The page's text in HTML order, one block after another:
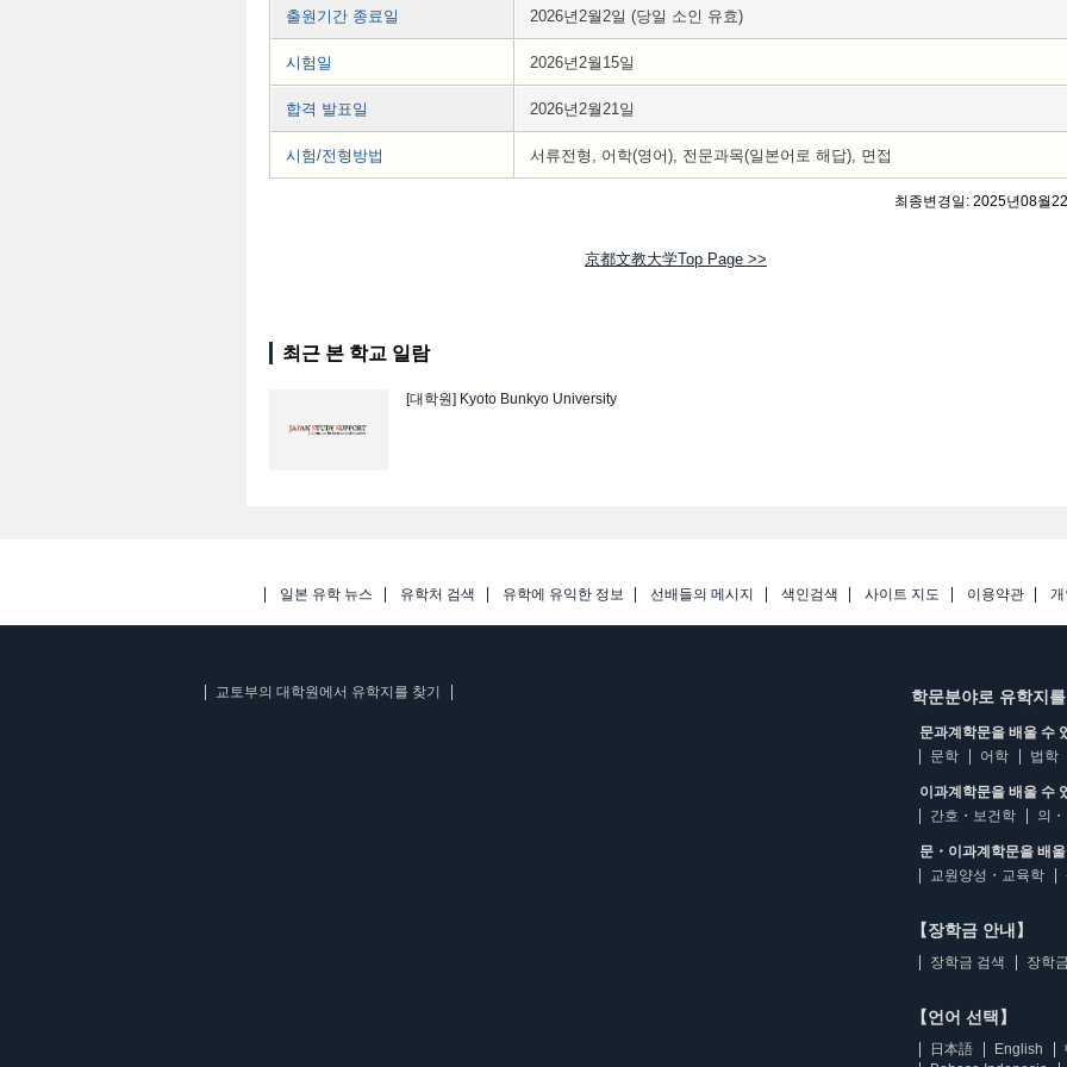
출원기간 종료일 2026년2월2일 (당일 소인 유효)
시험일 2026년2월15일
합격 발표일 2026년2월21일
시험/전형방법 서류전형, 어학(영어), 전문과목(일본어로 해답), 면접
최종변경일: 2025년08월
京都文教大学Top Page >>
최근 본 학교 일람
[대학원] Kyoto Bunkyo University
일본 유학 뉴스 유학처 검색 유학에 유익한 정보 선배들의 메시지 색인검색 사이트 지도 이용약관
교토부의 대학원에서 유학지를 찾기 학문분야로 유학지
문과계학문을 배울 수
문학
어학 법학
이과계학문을 배울 수
간호・보건학
의
문・이과계학문을 배
교원양성・교육학
【장학금 안내】
장학금 검색 장학
【언어 선택】
日本語 English